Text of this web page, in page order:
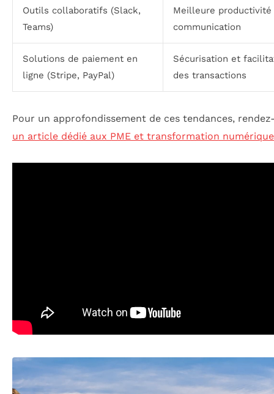
Outils collaboratifs (Slack,
Teams)
Meilleure
communication
Solutions de paiement en
ligne (Stripe, PayPal)
Sécurisation et
des transactions
Pour un approfondissement de ces tendances,
un article dédié aux PME et transformation numérique